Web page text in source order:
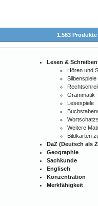
1.583
Lesen & Schreiben
Hören und
Silbenspiele
Grammatik
Lesespiele
Weitere
Bildkarten
DaZ (Deutsch als
Geographie
Sachkunde
Englisch
Konzentration
Merkfähigkeit